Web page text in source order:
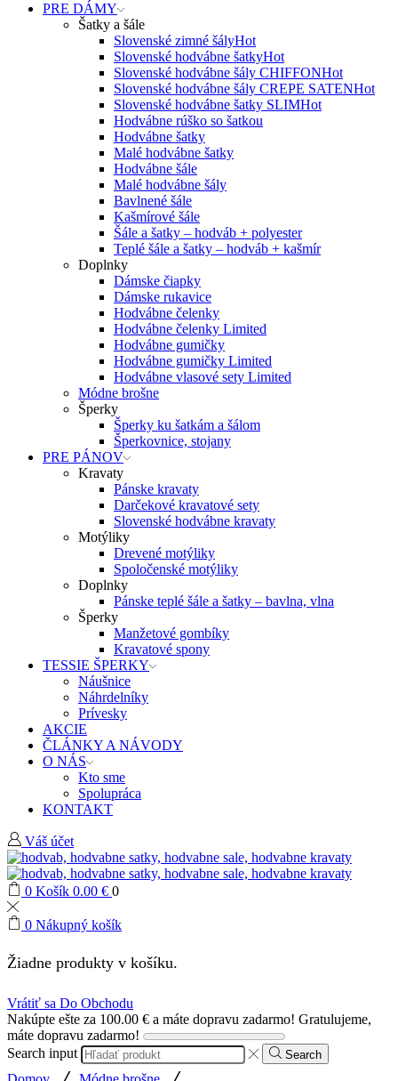
PRE DÁMY
Šatky a šále
Slovenské zimné šályHot
Slovenské hodvábne šatkyHot
Slovenské hodvábne šály CHIFFONHot
Slovenské hodvábne šály CREPE SATENHot
Slovenské hodvábne šatky SLIMHot
Hodvábne rúško so šatkou
Hodvábne šatky
Malé hodvábne šatky
Hodvábne šále
Malé hodvábne šály
Bavlnené šále
Kašmírové šále
Šále a šatky – hodváb + polyester
Teplé šále a šatky – hodváb + kašmír
Doplnky
Dámske čiapky
Dámske rukavice
Hodvábne čelenky
Hodvábne čelenky Limited
Hodvábne gumičky
Hodvábne gumičky Limited
Hodvábne vlasové sety Limited
Módne brošne
Šperky
Šperky ku šatkám a šálom
Šperkovnice, stojany
PRE PÁNOV
Kravaty
Pánske kravaty
Darčekové kravatové sety
Slovenské hodvábne kravaty
Motýliky
Drevené motýliky
Spoločenské motýliky
Doplnky
Pánske teplé šále a šatky – bavlna, vlna
Šperky
Manžetové gombíky
Kravatové spony
TESSIE ŠPERKY
Náušnice
Náhrdelníky
Prívesky
AKCIE
ČLÁNKY A NÁVODY
O NÁS
Kto sme
Spolupráca
KONTAKT
Váš účet
0 Košík 0.00 € 0
0 Nákupný košík
Žiadne produkty v košíku.
Vrátiť sa Do Obchodu
Nakúpte ešte za 100.00 € a máte dopravu zadarmo! Gratulujeme,
máte dopravu zadarmo!
Search input
Search